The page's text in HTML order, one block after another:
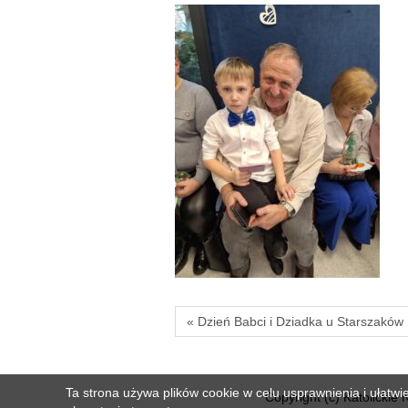
« Dzień Babci i Dziadka u Starszaków
Copyright (c) Katolickie
Ta strona używa plików cookie w celu usprawnienia i